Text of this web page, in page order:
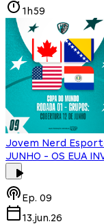
1h59
Jovem Nerd
JUNHO - OS EUA
Ep. 09
13.jun.26